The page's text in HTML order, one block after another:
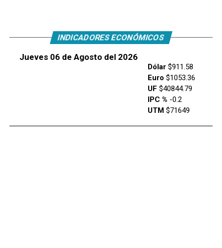
INDICADORES ECONÓMICOS
Jueves 06 de Agosto del 2026
Dólar$911.58
Euro $1053.36
UF $40844.79
IPC % -0.2
UTM $71649